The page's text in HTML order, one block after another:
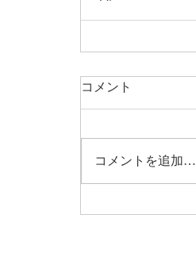
コメント
コメントを追加…